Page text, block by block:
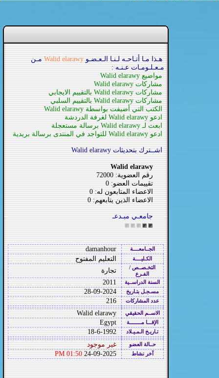
هـذا مـا أتـاحـه لـنـا الـعـضـوWalid elarawy مـن
مـعـلـومـات عـنـه :
مواضيع Walid elarawy
مشاركات Walid elarawy
مشاركات Walid elarawy بالتقييم الايجابي
مشاركات Walid elarawy بالتقييم السلبي
الكتب التي أضيفت بواسطة Walid elarawy
ادعو Walid elarawy لغرفة الدردشة
ابعث لـ Walid elarawy برسالة مستعجلة
ادعو Walid elarawy للتواجد في المنتدى برسالة بريدية
اشــترك بتحديثات Walid elarawy
Walid elarawy
رقم العضوية: 72000
تقييمات العضو: 0
الاعضاء المتابعون له: 0
الاعضاء الذين يتابعهم: 0
جامعـي مبـدعـ
الجــامعــــة damanhour
الكـليــــة التعليم المفتوح
التخـصــص /
الفـرع
تجارة
السنة الدراســية 2011
مسـجـل بتـاريخ 28-09-2024
عدد المشاركات 216
الاســم الحقيقي Walid elarawy
الإقـــا مــــــــة Egypt
تـاريـخ الـمـيـلاد 18-6-1992
حــالة العضو غير موجود
آخر نشاط 24-09-2025
01:50 PM